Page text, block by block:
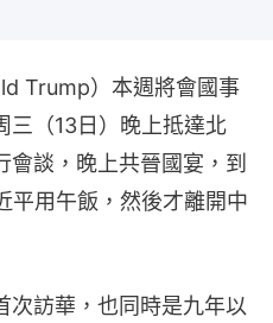
Trump）本週將會國事
三（13日）晚上抵達北
談，晚上共晉國宴，到
平用午飯，然後才離開中
次訪華，也同時是九年以